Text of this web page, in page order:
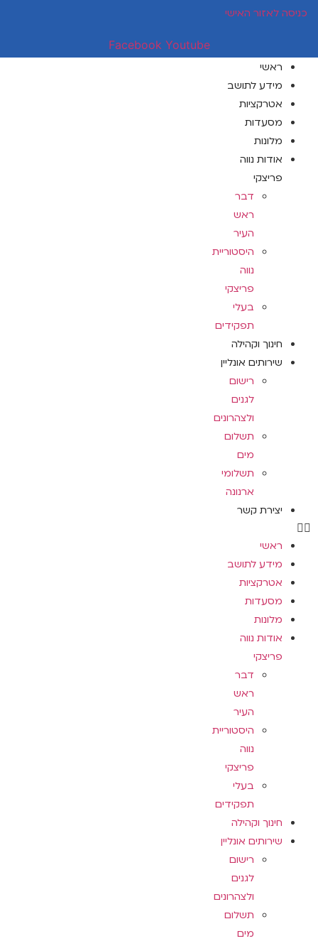
דלגכניסה לאזור האישי
Facebook Youtube
ראשי
מידע לתושב
אטרקציות
מסעדות
מלונות
אודות נווה
פריצקי
דבר
ראש
העיר
היסטוריית
נווה
פריצקי
בעלי
תפקידים
חינוך וקהילה
שירותים אונליין
רישום
לגנים
ולצהרונים
תשלום
מים
תשלומי
ארנונה
יצירת קשר
ראשי
מידע לתושב
אטרקציות
מסעדות
מלונות
אודות נווה
פריצקי
דבר
ראש
העיר
היסטוריית
נווה
פריצקי
בעלי
תפקידים
חינוך וקהילה
שירותים אונליין
רישום
לגנים
ולצהרונים
תשלום
מים